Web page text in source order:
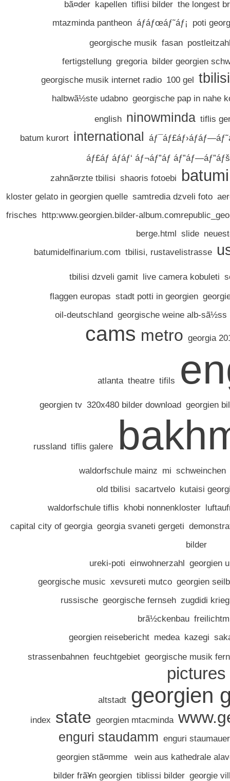
bã¤der kapellen tiflisi bilder the longest
mtazminda pantheon áƒáƒœáƒ˜áƒ¡ poti
georgische musik fasan
fertigstellung gregoria bilder georgien
georgische musik internet radio 100 gel
halbwã½ste udabno georgische pap in nahe
english ninowminda tiflis
batum kurort international
áƒ£áƒ áƒáƒ‘ áƒ¬áƒ”áƒ
zahnã¤rzte tbilisi shaoris fotoebi
kloster gelato in georgien quelle samtredia dzveli foto
frisches http:www.georgien.bilder-
berge.html slide
batumidelfinarium.com tbilisi, rustavelistrasse
tbilisi dzveli gamit live camera kobuleti
flaggen europas stadt potti in georgien
oil-deutschland georgische weine alb-sã½ss
cams metro georgia
atlanta theatre tifils
georgien tv 320x480 bilder download georgien
russland tiflis galere
waldorfschule mainz mi schweinchen
old tbilisi sacartvelo kutaisi
waldorfschule tiflis khobi nonnenkloster
capital city of georgia georgia svaneti gergeti
bilder
ureki-poti einwohnerzahl georgien
georgische music xevsureti mutco georgien
russische georgische fernseh zugdidi
brã½ckenbau
georgien reisebericht medea kazegi
strassenbahnen feuchtgebiet georgische musik
pictures
altstadt georgien
index state georgien mtacminda
enguri staudamm enguri staumauer
georgien stã¤mme
wein aus kathedrale
bilder frã¥n georgien tiblissi bilder georgie